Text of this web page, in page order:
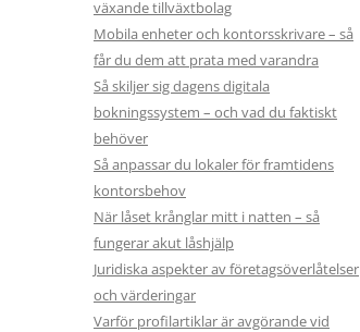
växande tillväxtbolag
Mobila enheter och kontorsskrivare – så
får du dem att prata med varandra
Så skiljer sig dagens digitala
bokningssystem – och vad du faktiskt
behöver
Så anpassar du lokaler för framtidens
kontorsbehov
När låset krånglar mitt i natten – så
fungerar akut låshjälp
Juridiska aspekter av företagsöverlåtelser
och värderingar
Varför profilartiklar är avgörande vid